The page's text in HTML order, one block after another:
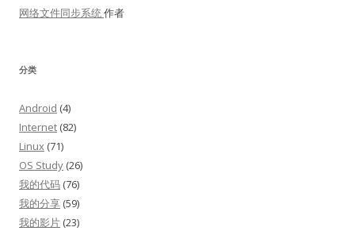
网络文件同步系统作者
分类
Android (4)
Internet (82)
Linux (71)
OS Study (26)
我的代码 (76)
我的分享 (59)
我的影片 (23)